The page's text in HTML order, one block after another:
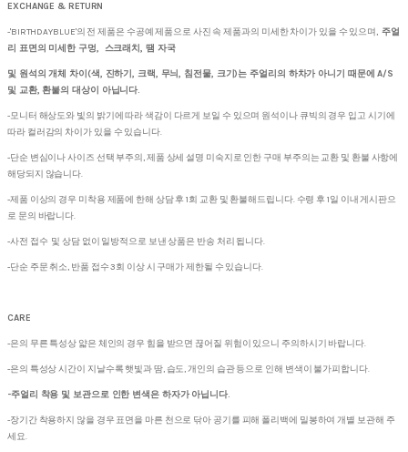
EXCHANGE & RETURN
-'BIRTHDAYBLUE'의 전 제품은 수공예 제품으로 사진 속 제품과의 미세한 차이가 있을 수 있으며, 주얼
리 표면의 미세한 구멍, 스크래치, 땜 자국
및 원석의 개체 차이(색, 진하기, 크랙, 무늬, 침전물, 크기)는 주얼리의 하차가 아니기 때문에 A/S
및 교환, 환불의 대상이 아닙니다.
-모니터 해상도와 빛의 밝기에 따라 색감이 다르게 보일 수 있으며 원석이나 큐빅의 경우 입고 시기에
따라 컬러감의 차이가 있을 수 있습니다.
-단순 변심이나 사이즈 선택 부주의, 제품 상세 설명 미숙지로 인한 구매 부주의는 교환 및 환불 사항에
해당되지 않습니다.
-제품 이상의 경우 미착용 제품에 한해 상담 후 1회 교환 및 환불해드립니다. 수령 후 1일 이내 게시판으
로 문의 바랍니다.
-사전 접수 및 상담 없이 일방적으로 보낸 상품은 반송 처리 됩니다.
-단순 주문 취소, 반품 접수 3회 이상 시 구매가 제한될 수 있습니다.
CARE
-은의 무른 특성상 얇은 체인의 경우 힘을 받으면 끊어질 위험이 있으니 주의하시기 바랍니다.
-은의 특성상 시간이 지날수록 햇빛과 땀, 습도, 개인의 습관 등으로 인해 변색이 불가피합니다.
-주얼리 착용 및 보관으로 인한 변색은 하자가 아닙니다.
-장기간 착용하지 않을 경우 표면을 마른 천으로 닦아 공기를 피해 폴리백에 밀봉하여 개별 보관해 주
세요.